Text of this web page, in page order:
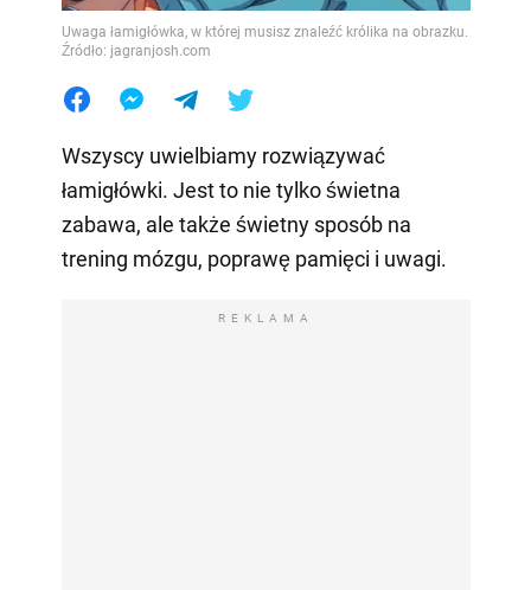
Uwaga łamigłówka, w której musisz znaleźć królika na obrazku.
Źródło: jagranjosh.com
Wszyscy uwielbiamy rozwiązywać
łamigłówki. Jest to nie tylko świetna
zabawa, ale także świetny sposób na
trening mózgu, poprawę pamięci i uwagi.
REKLAMA